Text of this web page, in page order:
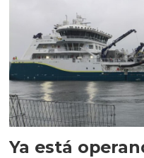
Ya está